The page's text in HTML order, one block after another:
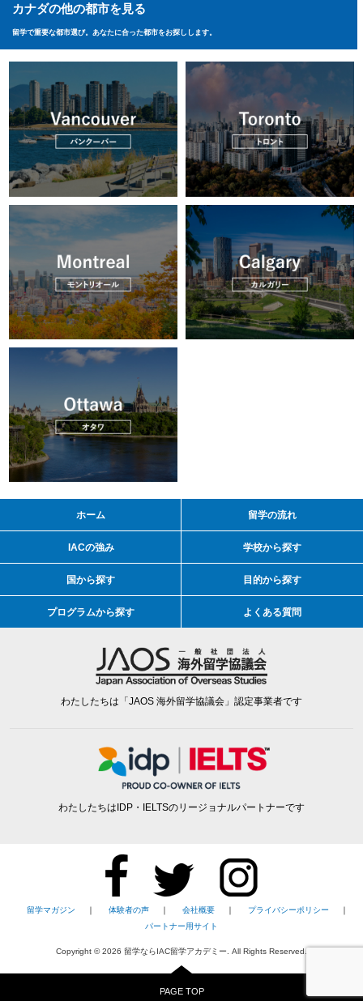
カナダの他の都市を見る
留学で重要な都市選び。あなたに合った都市をお探しします。
ホーム 留学の流れ
IACの強み 学校から探す
国から探す 目的から探す
プログラムから探す よくある質問
わたしたちは「JAOS 海外留学協議会」認定事業者です
わたしたちはIDP・IELTSのリージョナルパートナーです
留学マガジン ｜ 体験者の声 ｜ 会社概要 ｜ プライバシーポリシー
｜
パートナー用サイト
Copyright ©2026 留学ならIAC留学アカデミー. All Rights Reserved.
PAGE TOP